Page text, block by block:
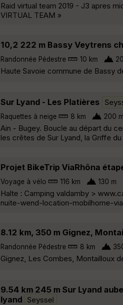
Raid virtual team 2019 - J3 apres
VIRTUAL TEAM »
10,2 222 m Bassy Veytrens
Randonnée Pédestre 10 km
Haute Savoie commune de Bassy
Sur Lyand - Les Platières
Raquettes à neige 8 km 200 m
Ain - Bugey. Boucle au départ du
les crêtes de Sur Lyand, la Griffe
Projet BikeTrip ViaRhôna
Voyage à vélo 116 km 130 m
Halte : Camping valdamby >
nuite-wend-location-mobilhome-
8.12 km, 350 m Gignez,
Randonnée Pédestre 8 km
Gignez, Les Combes, Montailloux
9.54 km 245 m Sur Lyand
lyand Seyssel